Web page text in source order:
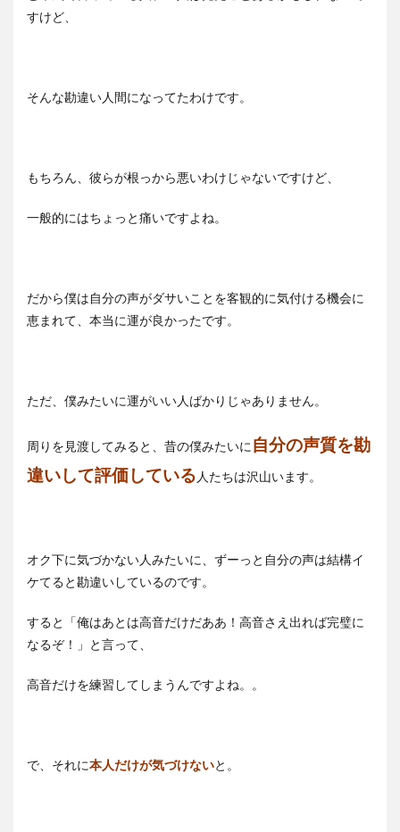
すけど、
そんな勘違い人間になってたわけです。
もちろん、彼らが根っから悪いわけじゃないですけど、
一般的にはちょっと痛いですよね。
だから僕は自分の声がダサいことを客観的に気付ける機会に
恵まれて、本当に運が良かったです。
ただ、僕みたいに運がいい人ばかりじゃありません。
周りを見渡してみると、昔の僕みたいに 自分の声質を勘
違いして評価している 人たちは沢山います。
オク下に気づかない人みたいに、ずーっと自分の声は結構イ
ケてると勘違いしているのです。
すると「俺はあとは高音だけだああ！高音さえ出れば完璧に
なるぞ！」と言って、
高音だけを練習してしまうんですよね。。
で、それに本人だけが気づけないと。